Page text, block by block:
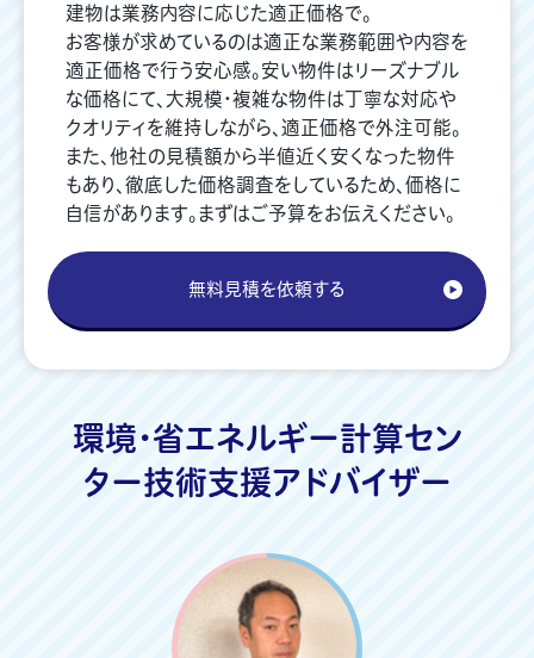
建物は業務内容に応じた適正価格で。
お客様が求めているのは適正な業務範囲や内容を
適正価格で行う安心感。安い物件はリーズナブル
な価格にて、大規模・複雑な物件は丁寧な対応や
クオリティを維持しながら、適正価格で外注可能。
また、他社の見積額から半値近く安くなった物件
もあり、徹底した価格調査をしているため、価格に
自信があります。まずはご予算をお伝えください。
無料見積を依頼する
環境・省エネルギー計算セン
ター技術支援アドバイザー